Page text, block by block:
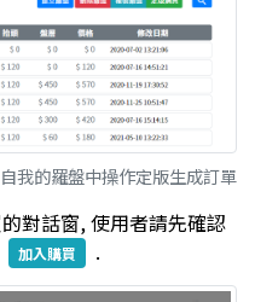
自我的羅盤中操作定版生成訂單
對話窗, 使用者請先確認
加入購買 .